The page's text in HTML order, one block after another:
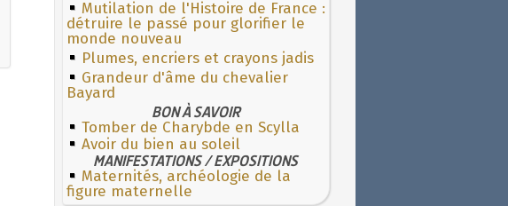
Mutilation de l'Histoire de France :
détruire le passé pour glorifier le
monde nouveau
Plumes, encriers et crayons jadis
Grandeur d'âme du chevalier
Bayard
BON À SAVOIR
Tomber de Charybde en Scylla
Avoir du bien au soleil
MANIFESTATIONS / EXPOSITIONS
Maternités, archéologie de la
figure maternelle